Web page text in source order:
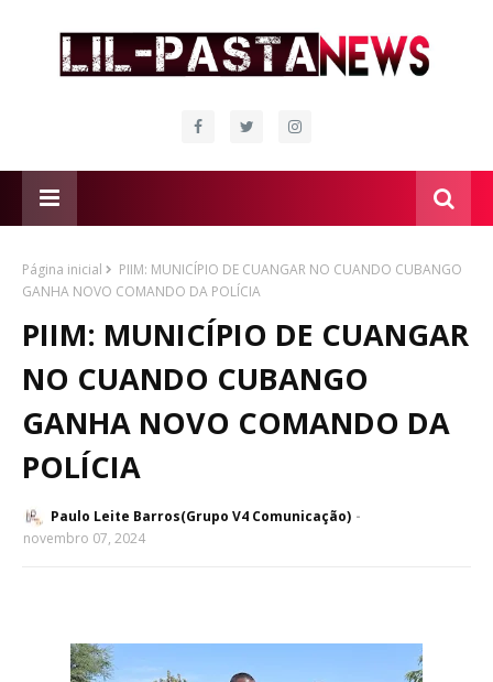
Página inicial
PIIM: MUNICÍPIO DE CUANGAR NO CUANDO CUBANGO
GANHA NOVO COMANDO DA POLÍCIA
PIIM: MUNICÍPIO DE CUANGAR
NO CUANDO CUBANGO
GANHA NOVO COMANDO DA
POLÍCIA
Paulo Leite Barros(Grupo V4 Comunicação)
novembro 07, 2024